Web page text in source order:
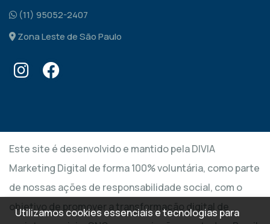
(11) 95052-2407
Zona Leste de São Paulo
Este site é desenvolvido e mantido pela DIVIA
Marketing Digital de forma 100% voluntária, como parte
de nossas ações de responsabilidade social, com o
objetivo de promover a transformação digital de
Utilizamos cookies essenciais e tecnologias para